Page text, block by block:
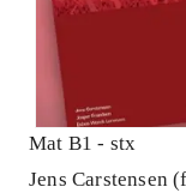
Mat B1 - stx
Jens Carstensen